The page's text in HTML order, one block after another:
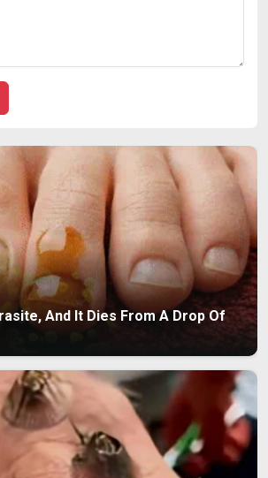
And It Dies From A Drop Of